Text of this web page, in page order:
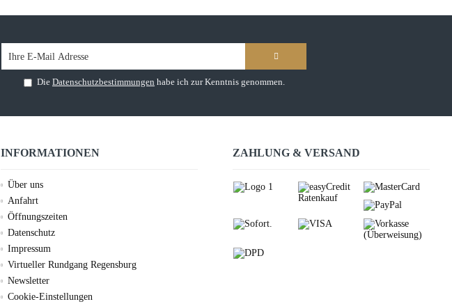
Die Datenschutzbestimmungen habe ich zur Kenntnis genommen.
INFORMATIONEN
Über uns
Anfahrt
Öffnungszeiten
Datenschutz
Impressum
Virtueller Rundgang Regensburg
Newsletter
Cookie-Einstellungen
ZAHLUNG & VERSAND